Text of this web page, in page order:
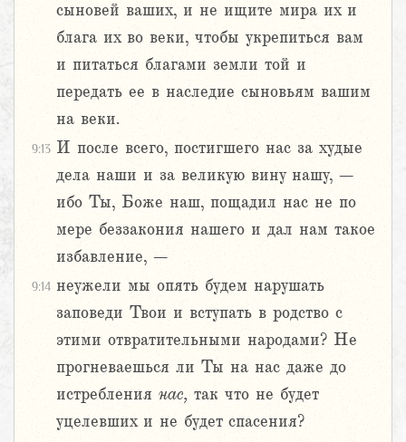
сыновей ваших, и не ищите мира их и
блага их во веки, чтобы укрепиться вам
и питаться благами земли той и
передать ее в наследие сыновьям вашим
на веки.
9:13 И после всего, постигшего нас за худые
дела наши и за великую вину нашу, –
ибо Ты, Боже наш, пощадил нас не по
мере беззакония нашего и дал нам такое
избавление, –
9:14 неужели мы опять будем нарушать
заповеди Твои и вступать в родство с
этими отвратительными народами? Не
прогневаешься ли Ты на нас даже до
истребления нас, так что не будет
уцелевших и не будет спасения?